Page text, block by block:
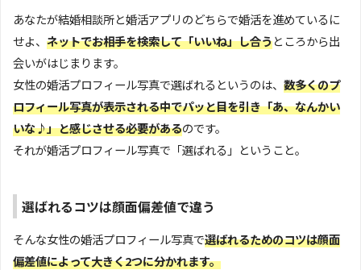
あなたが結婚相談所と婚活アプリのどちらで婚活を進めているに
せよ、 ネットでお相手を検索して「いいね」し合うところから出
会いがはじまります。
女性の婚活プロフィール写真で選ばれるというのは、 数多くのプ
ロフィール写真が表示される中でパッと目を引き「あ、なんかい
いな♪」と感じさせる必要があるのです。
それが婚活プロフィール写真で「選ばれる」ということ。
選ばれるコツは顔面偏差値で違う
そんな女性の婚活プロフィール写真で選ばれるためのコツは顔面
偏差値によって大きく2つに分かれます。